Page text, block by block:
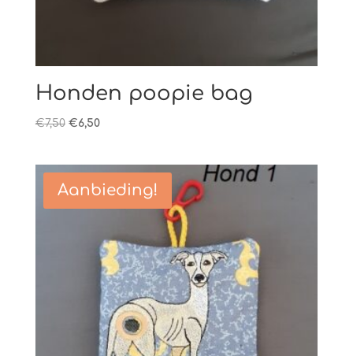
Honden poopie bag
€7,50 Oorspronkelijke
€7,50.
€6,50Huidige
€6,50.
Aanbieding!